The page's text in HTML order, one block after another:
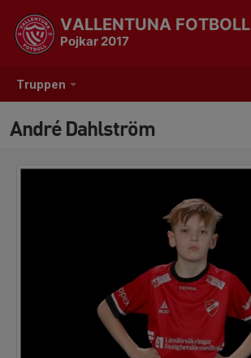
Truppen
VALLENTUNA FOTBOLL
Pojkar 2017
André Dahlström